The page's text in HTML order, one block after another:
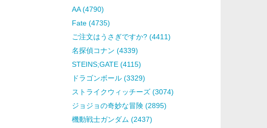
AA (4790)
Fate (4735)
ご注文はうさぎですか? (4411)
名探偵コナン (4339)
STEINS;GATE (4115)
ドラゴンボール (3329)
ストライクウィッチーズ (3074)
ジョジョの奇妙な冒険 (2895)
機動戦士ガンダム (2437)